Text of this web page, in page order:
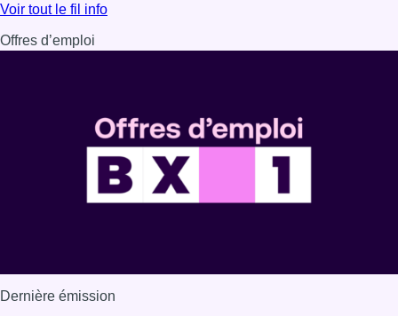
Lire l'article Les Bruxellois respectent mieux les zones 30
Voir tout le fil info
Offres d’emploi
Dernière émission